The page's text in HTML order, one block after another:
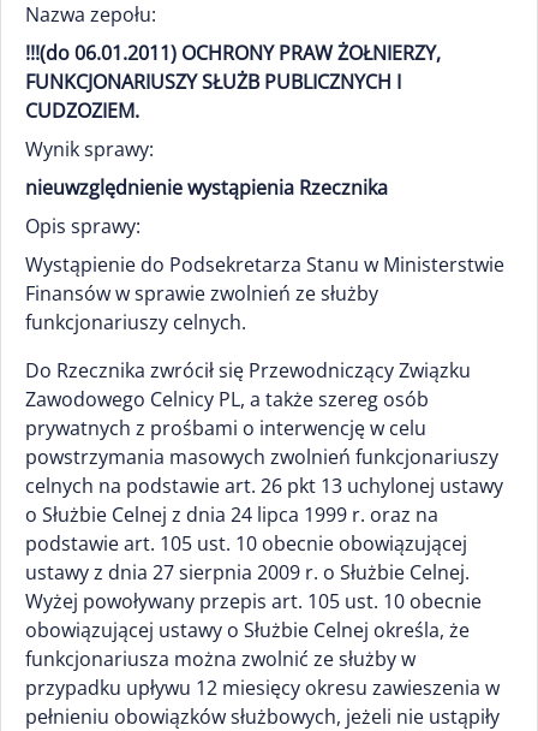
Nazwa zepołu:
!!!(do 06.01.2011) OCHRONY PRAW ŻOŁNIERZY,
FUNKCJONARIUSZY SŁUŻB PUBLICZNYCH I
CUDZOZIEM.
Wynik sprawy:
nieuwzględnienie wystąpienia Rzecznika
Opis sprawy:
Wystąpienie do Podsekretarza Stanu w Ministerstwie
Finansów w sprawie zwolnień ze służby
funkcjonariuszy celnych.
Do Rzecznika zwrócił się Przewodniczący Związku
Zawodowego Celnicy PL, a także szereg osób
prywatnych z prośbami o interwencję w celu
powstrzymania masowych zwolnień funkcjonariuszy
celnych na podstawie art. 26 pkt 13 uchylonej ustawy
o Służbie Celnej z dnia 24 lipca 1999 r. oraz na
podstawie art. 105 ust. 10 obecnie obowiązującej
ustawy z dnia 27 sierpnia 2009 r. o Służbie Celnej.
Wyżej powoływany przepis art. 105 ust. 10 obecnie
obowiązującej ustawy o Służbie Celnej określa, że
funkcjonariusza można zwolnić ze służby w
przypadku upływu 12 miesięcy okresu zawieszenia w
pełnieniu obowiązków służbowych, jeżeli nie ustąpiły